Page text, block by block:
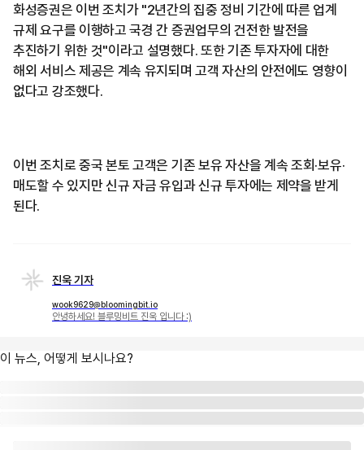
화성증권은 이번 조치가 "2년간의 집중 정비 기간에 따른 업계
규제 요구를 이행하고 국경 간 증권업무의 건전한 발전을
추진하기 위한 것"이라고 설명했다. 또한 기존 투자자에 대한
해외 서비스 제공은 계속 유지되며 고객 자산의 안전에도 영향이
없다고 강조했다.
이번 조치로 중국 본토 고객은 기존 보유 자산을 계속 조회·보유·
매도할 수 있지만 신규 자금 유입과 신규 투자에는 제약을 받게
된다.
진욱 기자
wook9629@bloomingbit.io
안녕하세요! 블루밍비트 진욱 입니다 :)
이 뉴스, 어떻게 보시나요?